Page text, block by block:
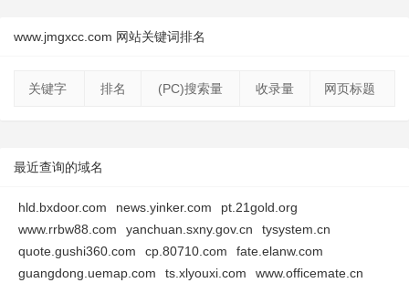
www.jmgxcc.com 网站关键词排名
关键字 排名 (PC)搜索量 收录量 网页标题
最近查询的域名
hld.bxdoor.com news.yinker.com
pt.21gold.org
www.rrbw88.com
yanchuan.sxny.gov.cn
tysystem.cn
quote.gushi360.com
cp.80710.com
fate.elanw.com
guangdong.uemap.com
ts.xlyouxi.com
www.officemate.cn